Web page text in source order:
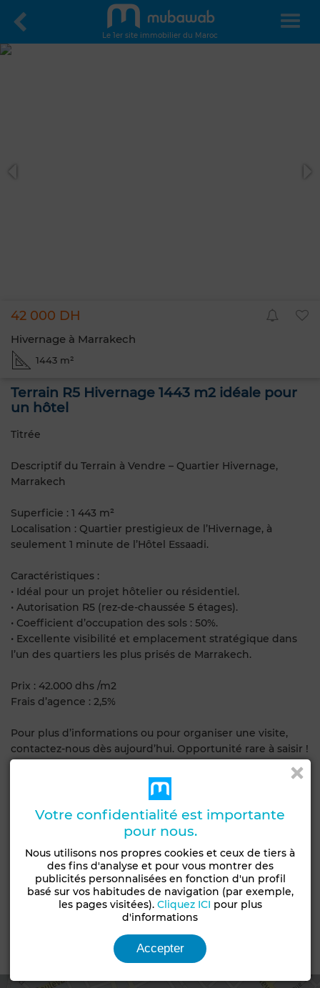
Le 1er site immobilier du Maroc
42 000 DH
Hivernage à Marrakech
1443 m²
Terrain R5 Hivernage 1443 m2 idéale pour
un hôtel
Titrée
Descriptif du Terrain à Vendre – Quartier Hivernage,
Marrakech
Superficie : 1 443 m²
Localisation : Quartier prestigieux de l’Hivernage, à
seulement 1 minute de l’Hôtel Essaadi.
Caractéristiques :
• Idéal pour un projet hôtelier ou résidentiel.
• Autorisation R5 (rez-de-chaussée 5 étages).
• Coefficient d’occupation des sols : 50%.
• Excellente visibilité et emplacement stratégique dans
l’un des quartiers les plus prisés de Marrakech.
Prix : 42.000 dhs /m2
Frais d’agence : 2,5%
Pour plus d’informations ou pour organiser une visite,
contactez-nous dès aujourd’hui. Opportunité rare à saisir !
Caractéristiques générales
Type de bien Type de terrain
Commercial
Constructibilité
R+5
Livraison
Titré
Statut du terrain
Votre confidentialité est importante
pour nous.
Nous utilisons nos propres cookies et ceux de tiers à
des fins d'analyse et pour vous montrer des
publicités personnalisées en fonction d'un profil
basé sur vos habitudes de navigation (par exemple,
les pages visitées). Cliquez ICI pour plus
d'informations
Accepter